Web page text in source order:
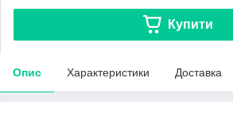
Купити
Опис Характеристики Доставка